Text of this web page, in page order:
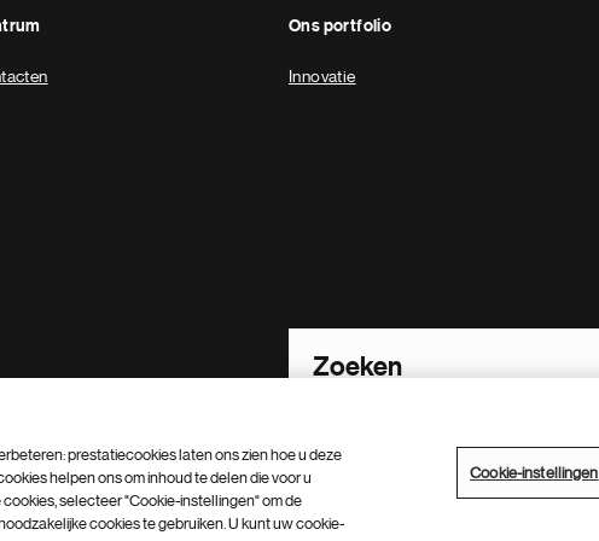
Ons portfolio
Innovatie
Algemene inkoop voorwaarden
Sitemap
prestatiecookies laten ons zien hoe u deze
helpen ons om inhoud te delen die voor u
selecteer "Cookie-instellingen" om de
cookies te gebruiken. U kunt uw cookie-
Cookie-instellingen